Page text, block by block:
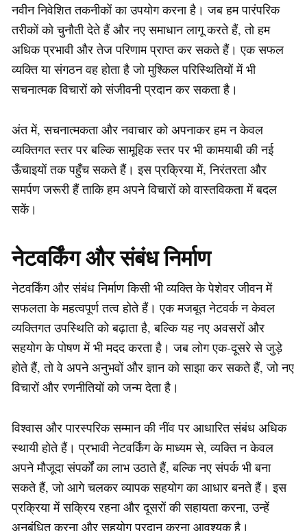
नवीन निवेशित तकनीकों का उपयोग करना है। जब हम पारंपरिक
तरीकों को चुनौती देते हैं और नए समाधान लागू करते हैं, तो हम
अधिक प्रभावी और तेज परिणाम प्राप्त कर सकते हैं। एक सफल
व्यक्ति या संगठन वह होता है जो मुश्किल परिस्थितियों में भी
सचनात्मक विचारों को संजीवनी प्रदान कर सकता है।
अंत में, सचनात्मकता और नवाचार को अपनाकर हम न केवल
व्यक्तिगत स्तर पर बल्कि सामूहिक स्तर पर भी कामयाबी की नई
ऊँचाइयों तक पहुँच सकते हैं। इस प्रक्रिया में, निरंतरता और
समर्पण जरूरी हैं ताकि हम अपने विचारों को वास्तविकता में बदल
सकें।
नेटवर्किंग और संबंध निर्माण
नेटवर्किंग और संबंध निर्माण किसी भी व्यक्ति के पेशेवर जीवन में
सफलता के महत्वपूर्ण तत्व होते हैं। एक मजबूत नेटवर्क न केवल
व्यक्तिगत उपस्थिति को बढ़ाता है, बल्कि यह नए अवसरों और
सहयोग के पोषण में भी मदद करता है। जब लोग एक-दूसरे से जुड़े
होते हैं, तो वे अपने अनुभवों और ज्ञान को साझा कर सकते हैं, जो नए
विचारों और रणनीतियों को जन्म देता है।
विश्वास और पारस्परिक सम्मान की नींव पर आधारित संबंध अधिक
स्थायी होते हैं। प्रभावी नेटवर्किंग के माध्यम से, व्यक्ति न केवल
अपने मौजूदा संपर्कों का लाभ उठाते हैं, बल्कि नए संपर्क भी बना
सकते हैं, जो आगे चलकर व्यापक सहयोग का आधार बनते हैं। इस
प्रक्रिया में सक्रिय रहना और दूसरों की सहायता करना, उन्हें
अनुबंधित करना और सहयोग प्रदान करना आवश्यक है।